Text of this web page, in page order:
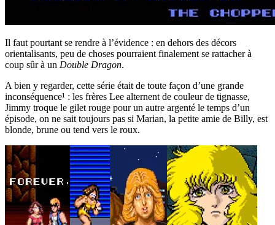
Il faut pourtant se rendre à l’évidence : en dehors des décors
orientalisants, peu de choses pourraient finalement se rattacher à
coup sûr à un Double Dragon.
A bien y regarder, cette série était de toute façon d’une grande
inconséquence¹ : les frères Lee alternent de couleur de tignasse,
Jimmy troque le gilet rouge pour un autre argenté le temps d’un
épisode, on ne sait toujours pas si Marian, la petite amie de Billy, est
blonde, brune ou tend vers le roux.